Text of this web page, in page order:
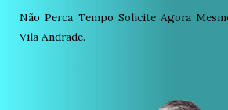
Não Perca Tempo Solicite Agora
Vila Andrade.